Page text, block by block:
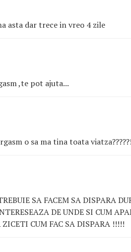
asta dar trece in vreo 4 zile
,te pot ajuta...
o sa ma tina toata
SA FACEM SA DISPARA
DE UNDE SI CUM
CUM FAC SA DISPARA !!!!!